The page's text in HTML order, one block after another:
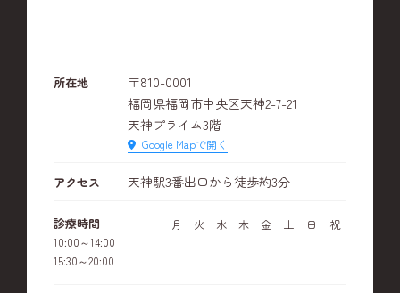
所在地
〒810-0001
福岡県福岡市中央区天神2-7-21
天神プライム3階
Google Mapで開く
アクセス 天神駅3番出口から徒歩約3分
診療時間 月 火 水 木 金 土 日
祝
10:00～14:00
15:30～20:00